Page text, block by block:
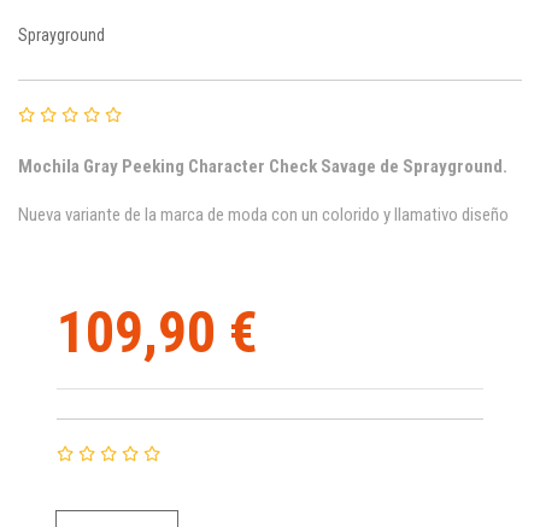
Sprayground
Mochila Gray Peeking Character Check Savage de Sprayground.
Nueva variante de la marca de moda con un colorido y llamativo diseño
109,90 €